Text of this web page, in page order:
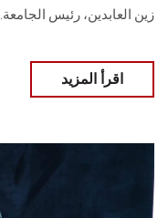
زين العابدين، رئيس الجامعة.
اقرأ المزيد